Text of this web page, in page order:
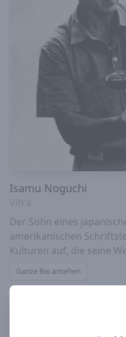
Isamu Noguchi
Der Sohn eines
amerikanischen
Kulturen auf, die seine
Ganze Bio ansehen